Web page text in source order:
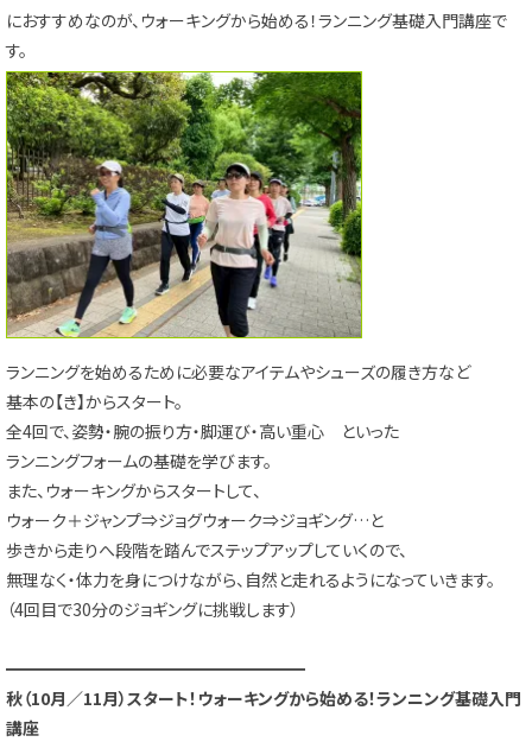
におすすめなのが、ウォーキングから始める！ランニング基礎入門講座で
す。
ランニングを始めるために必要なアイテムやシューズの履き方など
基本の【き】からスタート。
全4回で、姿勢・腕の振り方・脚運び・高い重心 といった
ランニングフォームの基礎を学びます。
また、ウォーキングからスタートして、
ウォーク＋ジャンプ⇒ジョグウォーク⇒ジョギング…と
歩きから走りへ段階を踏んでステップアップしていくので、
無理なく・体力を身につけながら、自然と走れるようになっていきます。
（4回目で30分のジョギングに挑戦します）
━━━━━━━━━━━━━━━━━━
秋（10月／11月）スタート！ ウォーキングから始める！ランニング基礎入門
講座